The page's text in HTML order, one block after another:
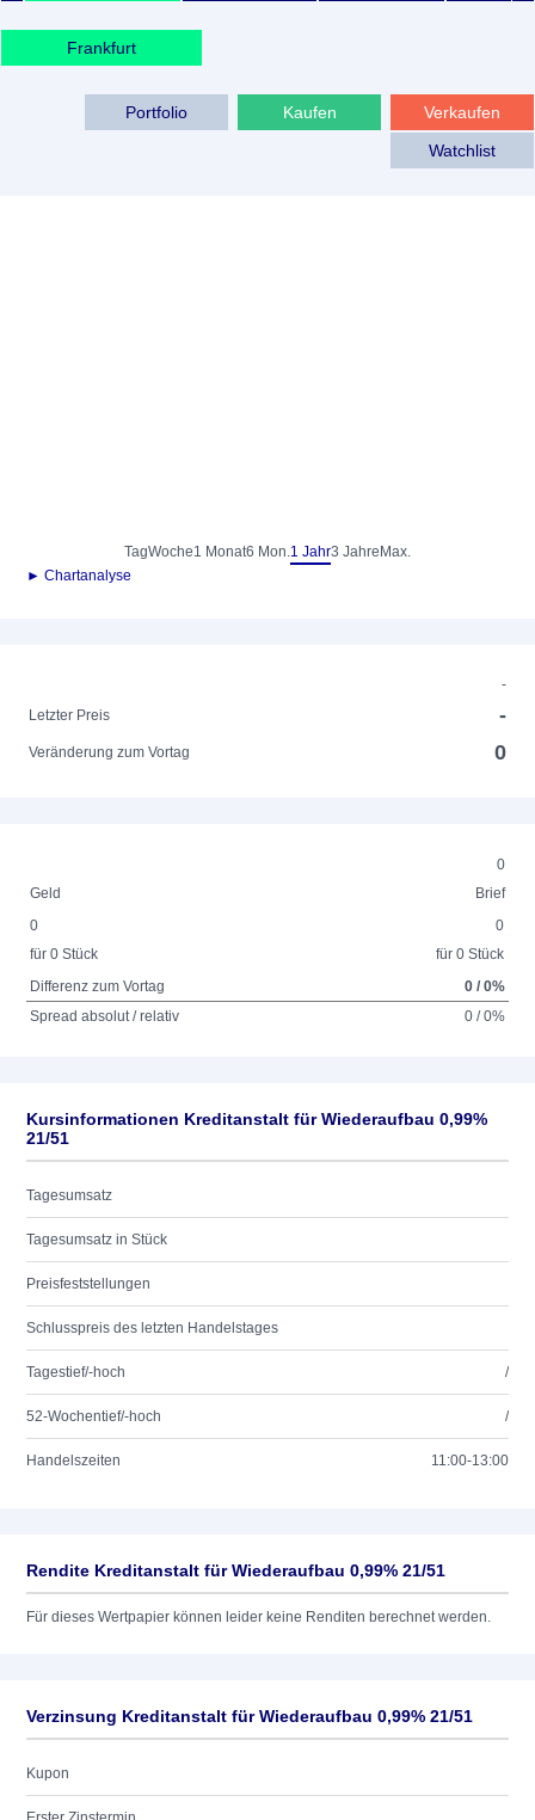
Frankfurt
Verkaufen
Kaufen
Portfolio
Watchlist
TagWoche1 Monat6 Mon.1 Jahr3 Jahre Max.
► Chartanalyse
-
Letzter Preis
-
Veränderung zum Vortag 0
0
Geld
Brief
0
für 0 Stück
0
für 0 Stück
Differenz zum Vortag
0 / 0%
Spread absolut / relativ
0 / 0%
Kursinformationen Kreditanstalt für Wiederaufbau 0,99%
21/51
Tagesumsatz
Tagesumsatz in Stück
Preisfeststellungen
Schlusspreis des letzten Handelstages
Tagestief/-hoch /
52-Wochentief/-hoch /
Handelszeiten 11:00-13:00
Rendite Kreditanstalt für Wiederaufbau 0,99% 21/51
Für dieses Wertpapier können leider keine Renditen berechnet werden.
Verzinsung Kreditanstalt für Wiederaufbau 0,99% 21/51
Kupon